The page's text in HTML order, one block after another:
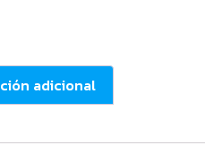
adicional